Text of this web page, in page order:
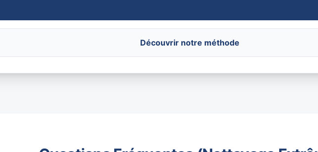
Découvrir notre méthode